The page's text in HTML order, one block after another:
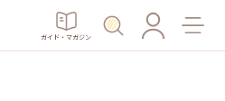
ガイド・マガジン